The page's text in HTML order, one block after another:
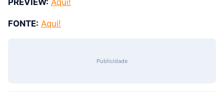
FONTE: Aqui!
Publicidade